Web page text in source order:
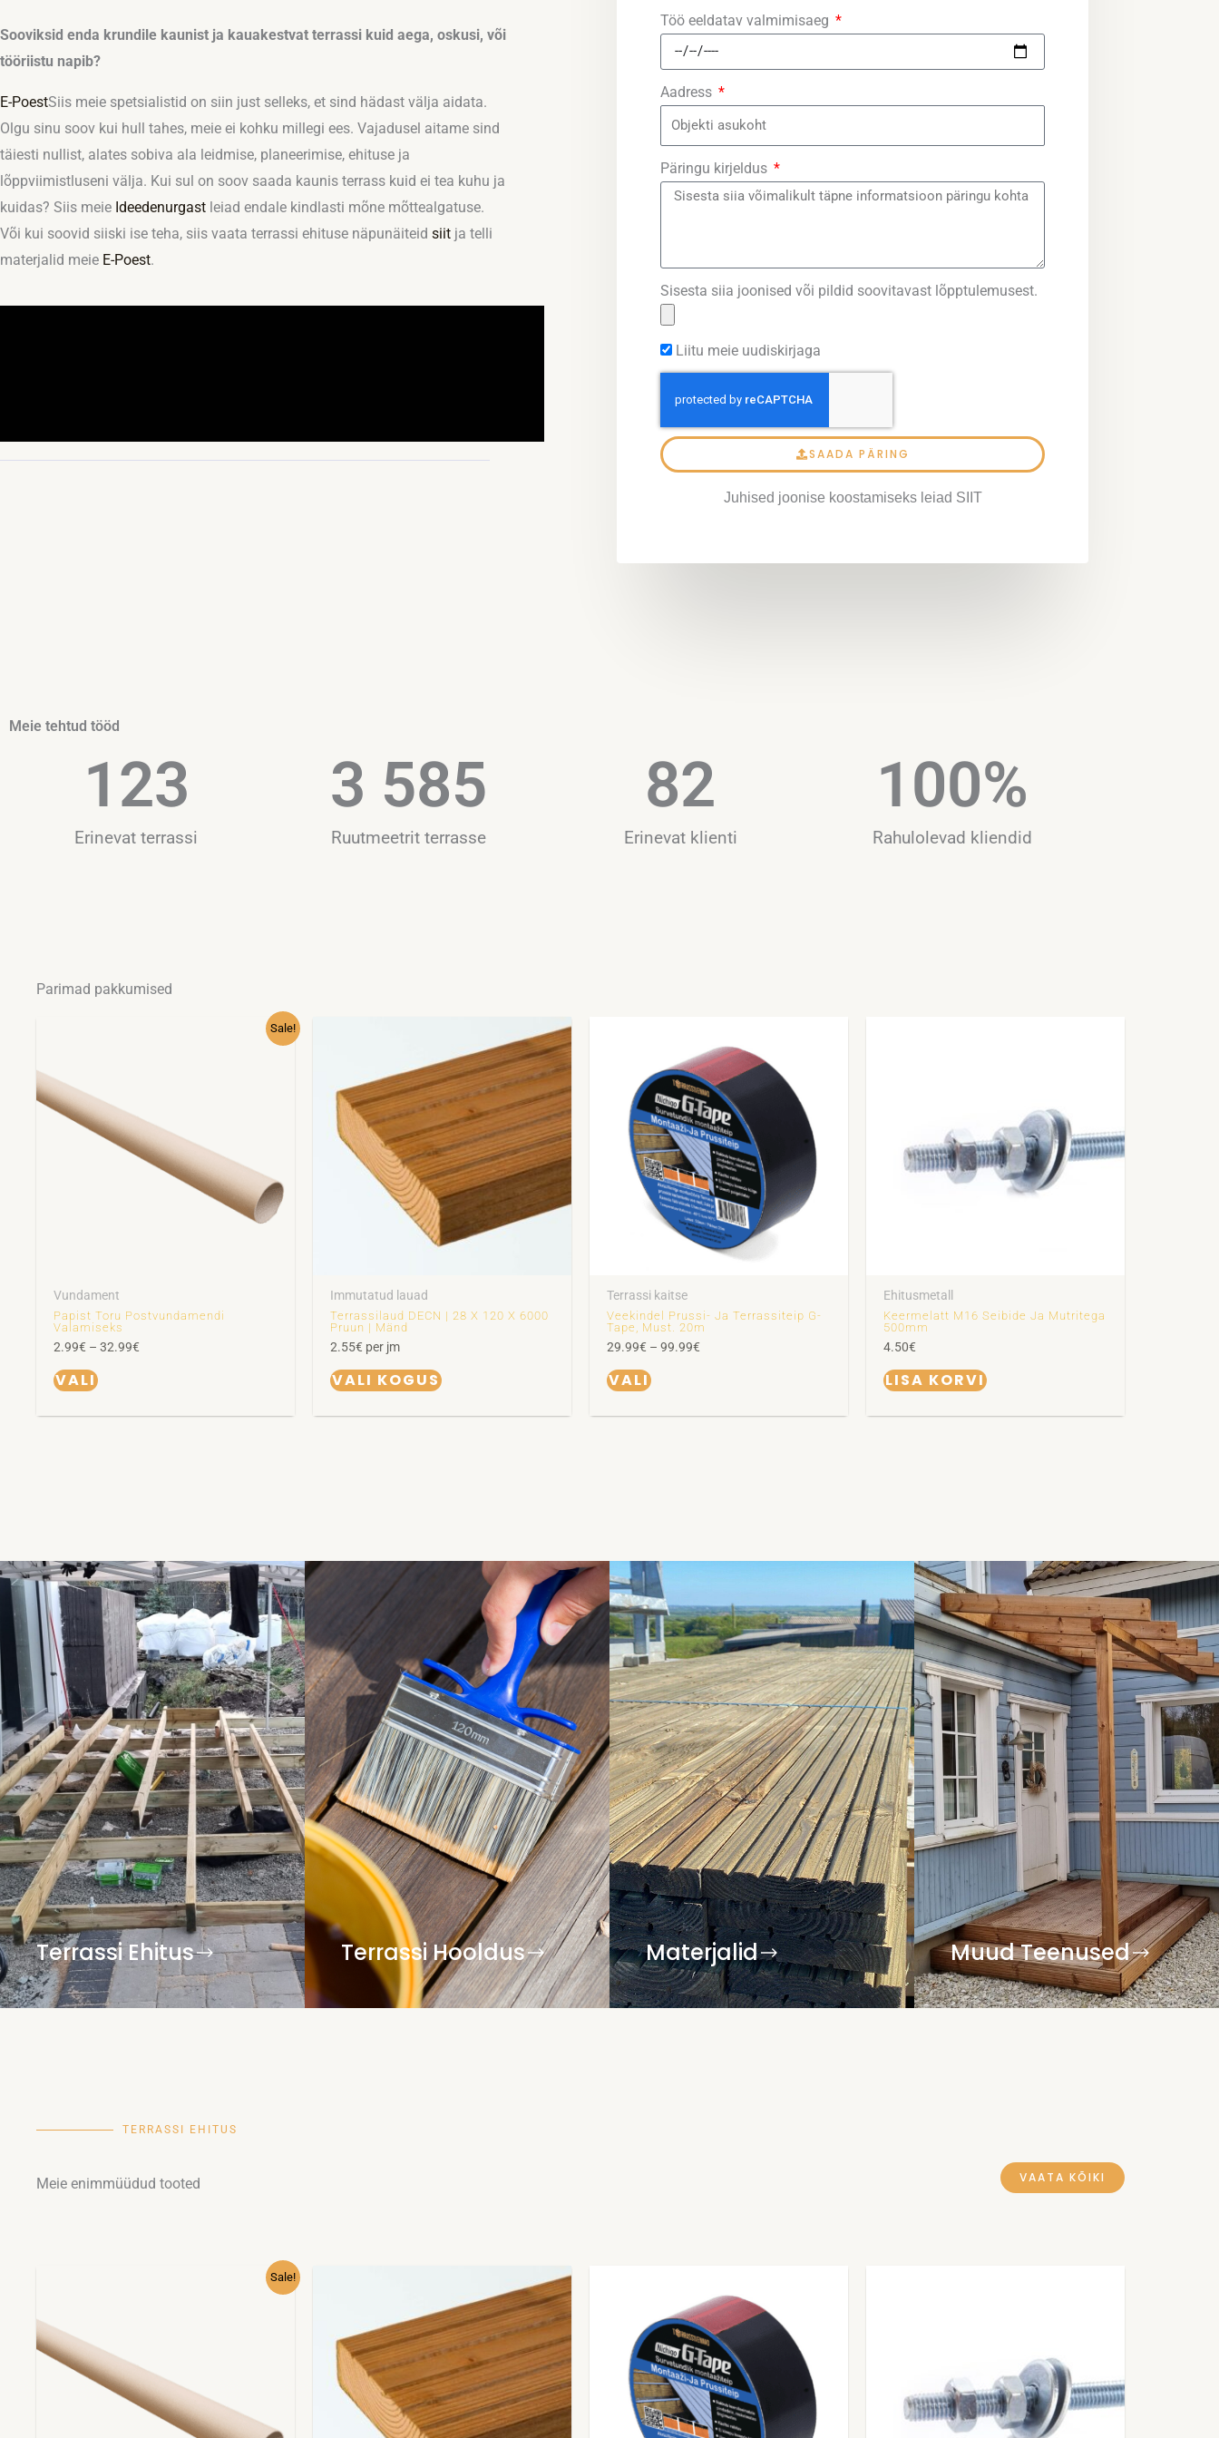
Sooviksid enda krundile kaunist ja kauakestvat terrassi kuid aega, oskusi, või
tööriistu napib?
E-PoestSiis meie spetsialistid on siin just selleks, et sind hädast välja aidata.
Olgu sinu soov kui hull tahes, meie ei kohku millegi ees. Vajadusel aitame sind
täiesti nullist, alates sobiva ala leidmise, planeerimise, ehituse ja
lõppviimistluseni välja. Kui sul on soov saada kaunis terrass kuid ei tea kuhu ja
kuidas? Siis meie Ideedenurgast leiad endale kindlasti mõne mõttealgatuse.
Või kui soovid siiski ise teha, siis vaata terrassi ehituse näpunäiteid siit ja telli
materjalid meie E-Poest.
Töö eeldatav valmimisaeg
Aadress
Päringu kirjeldus
Sisesta siia joonised või pildid soovitavast lõpptulemusest.
Liitu meie uudiskirjaga
SAADA PÄRING
Juhised joonise koostamiseks leiad SIIT
Meie tehtud tööd
Erinevat terrassi
123
Ruutmeetrit terrasse
3 585
Erinevat klienti​
82
Rahulolevad kliendid​
100%
Parimad pakkumised
Sale!
Vundament
Papist Toru Postvundamendi
Valamiseks
2.99€ – 32.99€
VALI
mitu
varianti.
Valikuid
Immutatud lauad
Terrassilaud DECN | 28 X 120 X 6000
Pruun | Mänd
2.55€ per jm
VALI KOGUS
Terrassi kaitse
Veekindel Prussi- Ja Terrassiteip G-
Tape, Must. 20m
29.99€ – 99.99€
kuni
99.99€
VALI
on
mitu
varianti.
Valikuid
saab
teha
tootelehel.
Ehitusmetall
Keermelatt M16 Seibide Ja Mutritega
500mm
4.50€
LISA KORVI
Terrassi Ehitus Terrassi Hooldus Materjalid Muud Teenused
TERRASSI EHITUS
Meie enimmüüdud tooted VAATA KÕIKI
Sale!
mitu
varianti.
Valikuid
kuni
99.99€
on
mitu
varianti.
Valikuid